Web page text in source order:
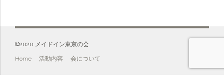
©️2020 メイドイン東京の会
Home 活動内容 会について